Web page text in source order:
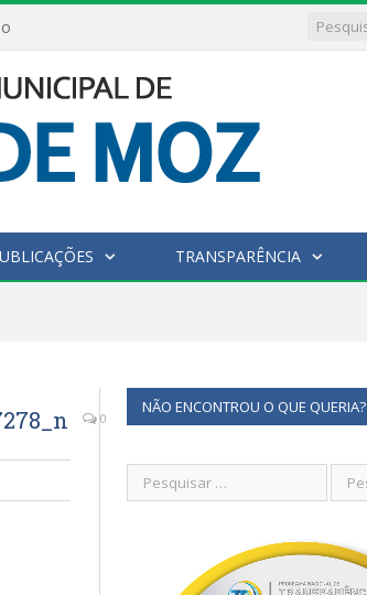
TRANSPARÊNCIA
0
NÃO ENCONTROU O QUE QUERIA?